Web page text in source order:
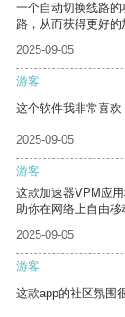
一个自动切换线路
路，从而获得更好的
2025-09-05
游客
这个软件我非常喜欢
2025-09-05
游客
这款加速器VPM应
助你在网络上自由移
2025-09-05
游客
这款app的社区氛围